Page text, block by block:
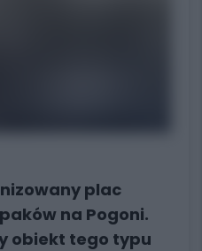
plac
na Pogoni.
obiekt tego typu